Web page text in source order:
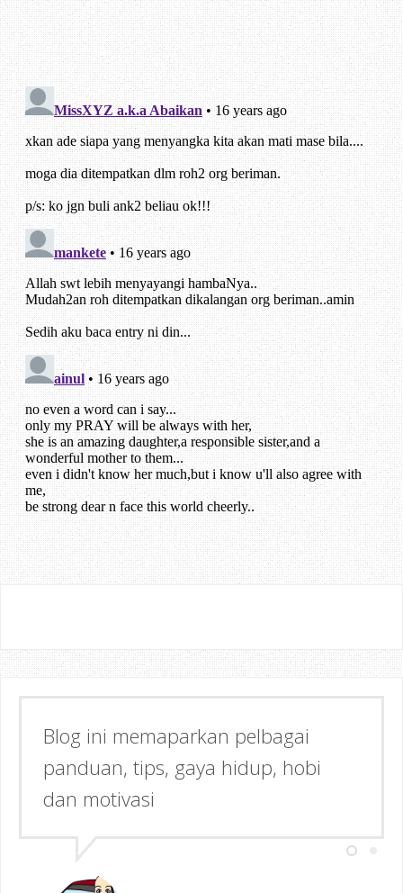
Blog ini memaparkan pelbagai
panduan, tips, gaya hidup, hobi
dan motivasi
Semoga dapat memberi Manfaat &
Inspirasi kepada anda!